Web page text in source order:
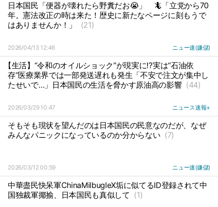
日本国民「便器が壊れたら野糞だお😭」
🦎「立党から70
年。憲法改正の時は来た！歴史に新たなページに刻もうで
はありませんか！」
(21)
2026/04/13 12:46 ニュー速(嫌儲)
【生活】“令和のオイルショック”が現実に⁉実は“石油依
存”医療業界では一部発送遅れも発生「不安で注文が集中し
たせいで…」日本国民の生活を脅かす原油高の影響 (44)
2026/03/29 10:47 ニュース速報+
そもそも現状を望んだのは日本国民の民意なのだが、なぜ
みんなパニックになっているのか分からない (7)
2026/03/12 00:59 ニュー速(嫌儲)
中華盡民快呆軍ChinaMilbugleX垢に似てるID登録されて中
国独裁軍揶揄、日本国民も真似して (1)